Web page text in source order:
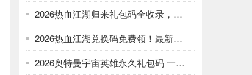
2026热血江湖归来礼包码全收录，强化资源不愁！
2026热血江湖兑换码免费领！最新礼包大全速取
2026奥特曼宇宙英雄永久礼包码 一键领取光暗资源